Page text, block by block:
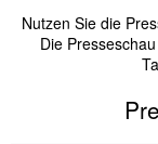
Nutzen Sie die
Die